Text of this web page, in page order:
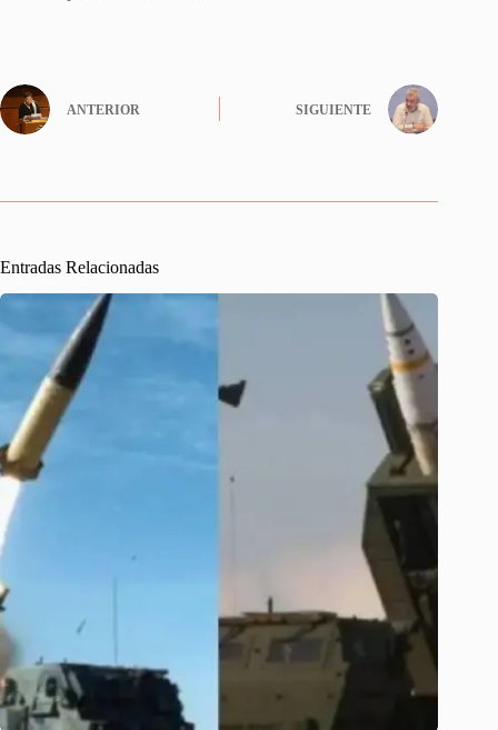
ANTERIOR SIGUIENTE
Entradas Relacionadas